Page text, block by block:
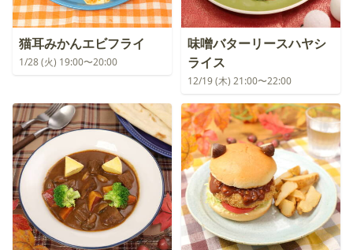
猫耳みかんエビフライ
1/28 (火) 19:00〜20:00
味噌バターリースハヤシ
ライス
12/19 (木) 21:00〜22:00